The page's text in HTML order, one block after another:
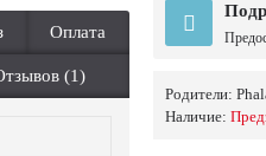
Оплата
(1)
Родители:
Наличие: